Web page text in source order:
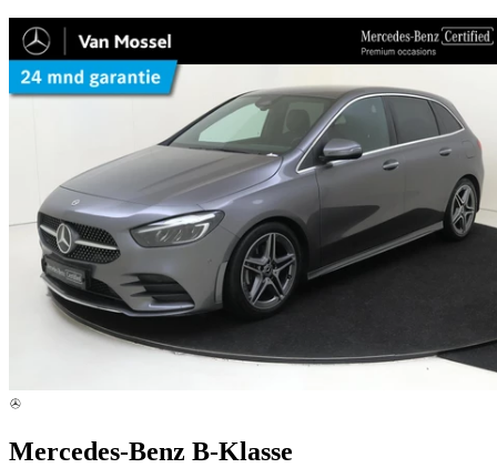
Mercedes-Benz B-Klasse